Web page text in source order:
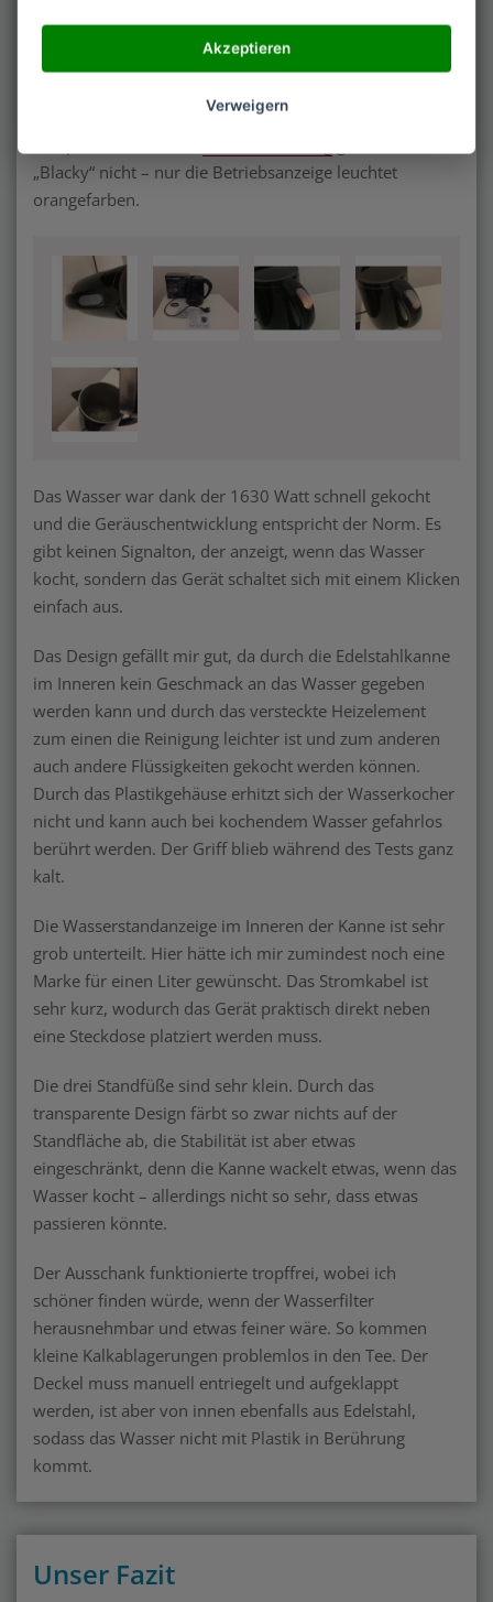
den Strom anschließen und den Anschalter betätigen.
Sobald das Wasser kocht, stellt sich der Wasserkocher
der Überhitzungsschutz. Warmhaltefunktion und
„Blacky“ nicht – nur die Betriebsanzeige leuchtet
orangefarben.
Das Wasser war dank der 1630 Watt schnell gekocht
und die Geräuschentwicklung entspricht der Norm. Es
gibt keinen Signalton, der anzeigt, wenn das Wasser
kocht, sondern das Gerät schaltet sich mit einem Klicken
einfach aus.
Das Design gefällt mir gut, da durch die Edelstahlkanne
im Inneren kein Geschmack an das Wasser gegeben
werden kann und durch das versteckte Heizelement
zum einen die Reinigung leichter ist und zum anderen
auch andere Flüssigkeiten gekocht werden können.
Durch das Plastikgehäuse erhitzt sich der Wasserkocher
nicht und kann auch bei kochendem Wasser gefahrlos
berührt werden. Der Griff blieb während des Tests ganz
kalt.
Die Wasserstandanzeige im Inneren der Kanne ist sehr
grob unterteilt. Hier hätte ich mir zumindest noch eine
Marke für einen Liter gewünscht. Das Stromkabel ist
sehr kurz, wodurch das Gerät praktisch direkt neben
eine Steckdose platziert werden muss.
Die drei Standfüße sind sehr klein. Durch das
transparente Design färbt so zwar nichts auf der
Standfläche ab, die Stabilität ist aber etwas
eingeschränkt, denn die Kanne wackelt etwas, wenn das
Wasser kocht – allerdings nicht so sehr, dass etwas
passieren könnte.
Der Ausschank funktionierte tropffrei, wobei ich
schöner finden würde, wenn der Wasserfilter
herausnehmbar und etwas feiner wäre. So kommen
kleine Kalkablagerungen problemlos in den Tee. Der
Deckel muss manuell entriegelt und aufgeklappt
werden, ist aber von innen ebenfalls aus Edelstahl,
sodass das Wasser nicht mit Plastik in Berührung
kommt.
Unser Fazit
Akzeptieren
Verweigern